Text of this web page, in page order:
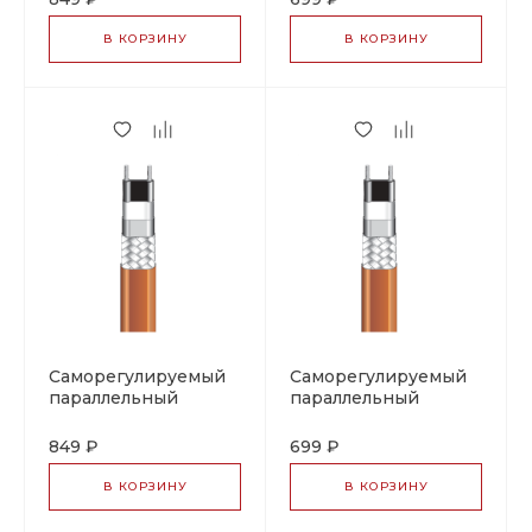
(фторполимерная
оболочка), тип 07-
5801-2155
В КОРЗИНУ
2156
В КОРЗИНУ
Саморегулируемый
параллельный
PSB 26
(фторполимерная
оболочка), тип 07-
5801-2266
849 ₽
В КОРЗИНУ
Саморегулируемый
параллельный
PSB 26, тип 07-5801-
2266
699 ₽
В КОРЗИНУ